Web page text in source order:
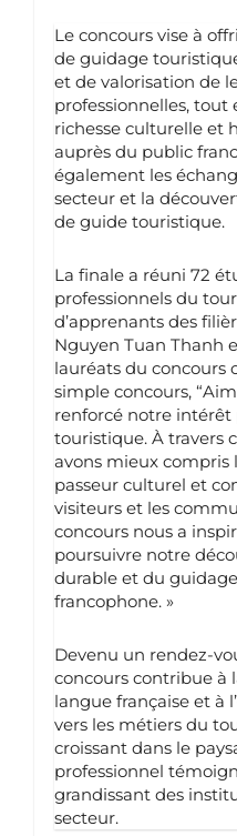
Le concours vise à
de guidage
et de valorisation de
professionnelles,
richesse culturelle et
auprès du public
également les
secteur et la
de guide touristique.
La finale a réuni 72
professionnels du
d’apprenants des
Nguyen Tuan Thanh
lauréats du concours
simple concours,
renforcé notre
touristique. À travers
avons mieux
passeur culturel et
visiteurs et les
concours nous a
poursuivre notre
durable et du
francophone. »
Devenu un rendez-
concours contribue à
langue française et à
vers les métiers du
croissant dans le
professionnel
grandissant des
secteur.